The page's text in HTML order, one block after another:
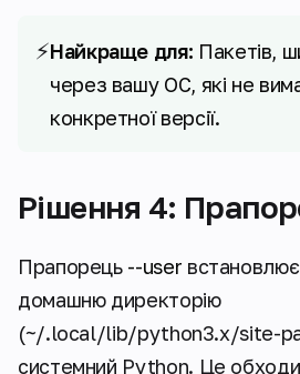
⚡Найкраще для: Пакетів,
через вашу ОС, які не
конкретної версії.
Рішення 4:
Прапорець --user
домашню директорію
(~/.local/lib/python3.x/site-
системний Python. Це